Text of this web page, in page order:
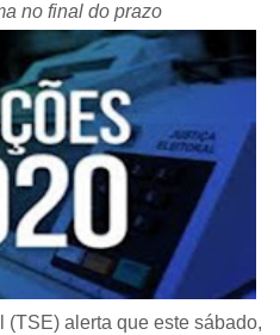
no final do prazo
alerta que este sábado,